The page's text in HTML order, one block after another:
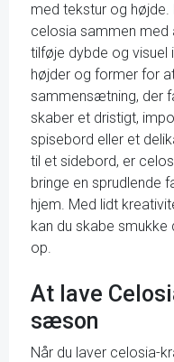
med tekstur og
celosia sammen
tilføje dybde og visuel
højder og former for
sammensætning, der
skaber et dristigt,
spisebord eller et
til et sidebord, er
bringe en sprudlende
hjem. Med lidt
kan du skabe smukke
op.
At lave
sæson
Når du laver celosia-